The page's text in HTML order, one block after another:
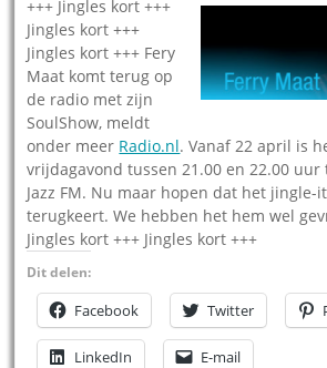
+++ Jingles kort +++
Jingles kort +++
Jingles kort +++ Fery
Maat komt terug op
de radio met zijn
SoulShow, meldt
onder meer Radio.nl. Vanaf 22 april is
vrijdagavond tussen 21.00 en 22.00
Jazz FM. Nu maar hopen dat het jingle-
terugkeert. We hebben het hem wel
Jingles kort +++ Jingles kort +++
Dit delen:
Facebook Twitter
LinkedIn E-mail